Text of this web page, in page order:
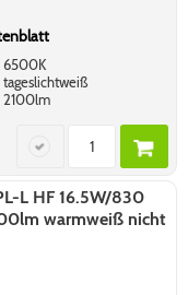
6500K
tageslichtweiß
2100lm
L HF 16.5W/830
warmweiß nicht